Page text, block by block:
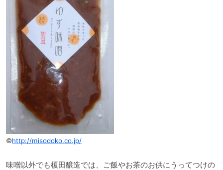
©http://misodoko.co.jp/
味噌以外でも榎田醸造では、ご飯やお茶のお供にうってつけの